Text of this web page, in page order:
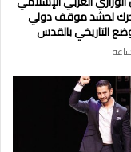
لحشد موقف دولي
التاريخي بالقدس